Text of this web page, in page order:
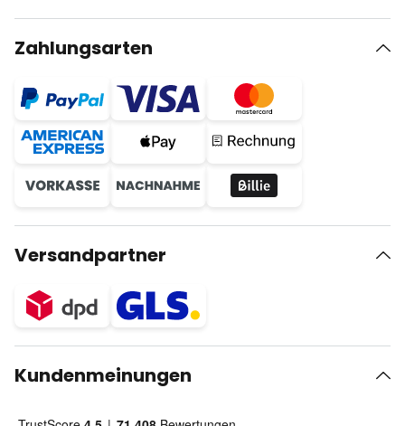
Zahlungsarten
Versandpartner
Kundenmeinungen